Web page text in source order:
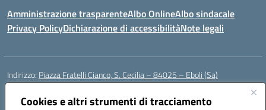
Cookies e altri strumenti di tracciamento
Amministrazione trasparenteAlbo OnlineAlbo sindacale
Privacy PolicyDichiarazione di accessibilitàNote legali
Indirizzo: Piazza Fratelli Cianco, S. Cecilia – 84025 – Eboli (Sa)
Centralino:
Posta elettronica certificata (PEC):saic81900c@pec.istruzione.it